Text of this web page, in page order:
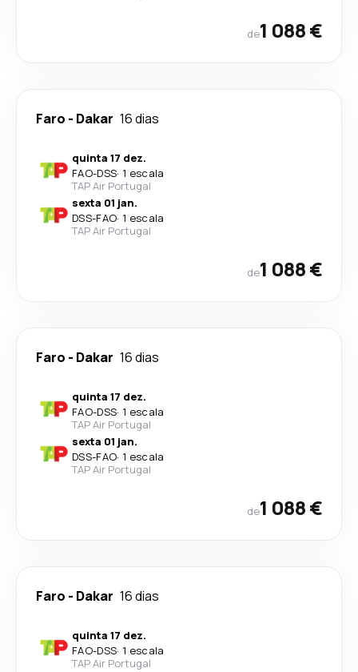
de1 088 €
Faro - Dakar 16 dias
quinta 17 dez.
FAO-DSS· 1 escala
TAP Air Portugal
sexta 01 jan.
DSS-FAO· 1 escala
TAP Air Portugal
de1 088 €
Faro - Dakar 16 dias
quinta 17 dez.
FAO-DSS· 1 escala
TAP Air Portugal
sexta 01 jan.
DSS-FAO· 1 escala
TAP Air Portugal
de1 088 €
Faro - Dakar 16 dias
quinta 17 dez.
FAO-DSS· 1 escala
TAP Air Portugal